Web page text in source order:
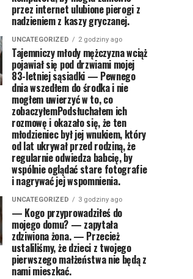
przez internet ulubione pierogi z
nadzieniem z kaszy gryczanej.
UNCATEGORIZED 2 godziny ago
Tajemniczy młody mężczyzna wciąż
pojawiał się pod drzwiami mojej
83-letniej sąsiadki — Pewnego
dnia wszedłem do środka i nie
mogłem uwierzyć w to, co
zobaczyłemPodsłuchałem ich
rozmowę i okazało się, że ten
młodzieniec był jej wnukiem, który
od lat ukrywał przed rodziną, że
regularnie odwiedza babcię, by
wspólnie oglądać stare fotografie
i nagrywać jej wspomnienia.
UNCATEGORIZED 3 godziny ago
— Kogo przyprowadziłeś do
mojego domu? — zapytała
zdziwiona żona. — Przecież
ustaliliśmy, że dzieci z twojego
pierwszego małżeństwa nie będą z
nami mieszkać.